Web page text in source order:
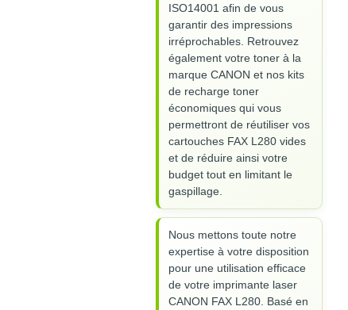
ISO14001 afin de vous
garantir des impressions
irréprochables. Retrouvez
également votre toner à la
marque CANON et nos kits
de recharge toner
économiques qui vous
permettront de réutiliser vos
cartouches FAX L280 vides
et de réduire ainsi votre
budget tout en limitant le
gaspillage.
Nous mettons toute notre
expertise à votre disposition
pour une utilisation efficace
de votre imprimante laser
CANON FAX L280. Basé en